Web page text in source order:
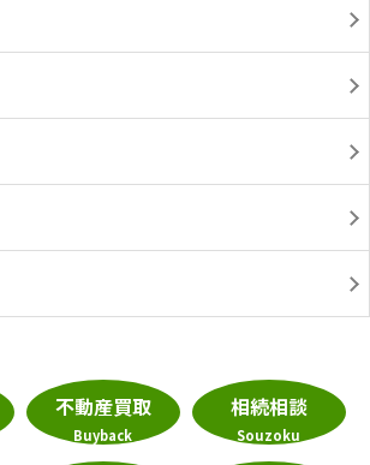
不動産買取
Buyback
相続相談
Souzoku